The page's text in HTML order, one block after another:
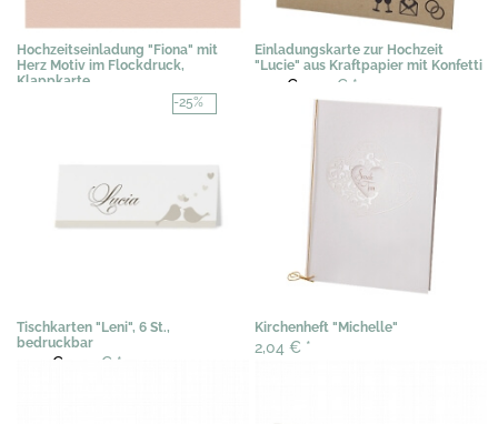
Hochzeitseinladung "Fiona" mit
Herz Motiv im Flockdruck,
Klappkarte
Einladungskarte zur Hochzeit
"Lucie" aus Kraftpapier mit Konfetti
2,91 € 2,39 € *
-25%
Tischkarten "Leni", 6 St.,
bedruckbar
3,07 € 2,29 € *
Kirchenheft "Michelle"
2,04 € *